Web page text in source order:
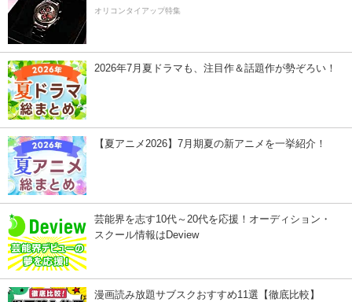
オリコンタイアップ特集
2026年7月夏ドラマも、注目作＆話題作が勢ぞろい！
【夏アニメ2026】7月期夏の新アニメを一挙紹介！
芸能界を志す10代～20代を応援！オーディション・
スクール情報はDeview
漫画読み放題サブスクおすすめ11選【徹底比較】